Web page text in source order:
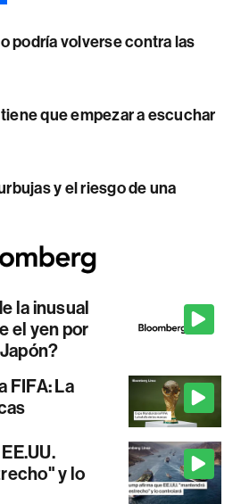
podría volverse contra las
que empezar a escuchar
y el riesgo de una
la inusual
el yen por
FIFA: La
y lo